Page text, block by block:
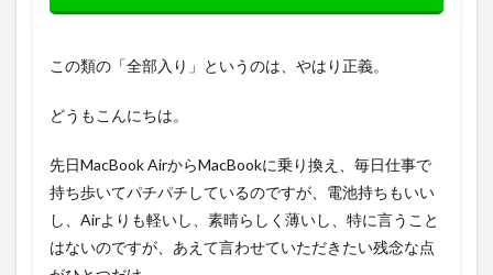
この類の「全部入り」というのは、やはり正義。
どうもこんにちは。
先日MacBook AirからMacBookに乗り換え、毎日仕事で
持ち歩いてパチパチしているのですが、電池持ちもいい
し、Airよりも軽いし、素晴らしく薄いし、特に言うこと
はないのですが、あえて言わせていただきたい残念な点